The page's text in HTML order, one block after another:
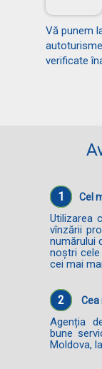
Vă punem
verificate
1 Cel
Utilizarea
vînzării
numărului
noștri
cei mai
2 Cea
Agenția
bune
Moldova,